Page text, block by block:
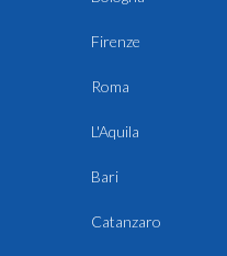
Firenze
Roma
L'Aquila
Bari
Catanzaro